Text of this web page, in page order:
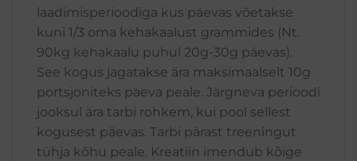
laadimisperioodiga kus päevas võetakse
kuni 1/3 oma kehakaalust grammides (Nt.
90kg kehakaalu puhul 20g-30g päevas).
See kogus jagatakse ära maksimaalselt 10g
portsjoniteks päeva peale. Järgneva perioodi
jooksul ära tarbi rohkem, kui pool sellest
kogusest päevas. Tarbi pärast treeningut
tühja kõhu peale. Kreatiin imendub kõige